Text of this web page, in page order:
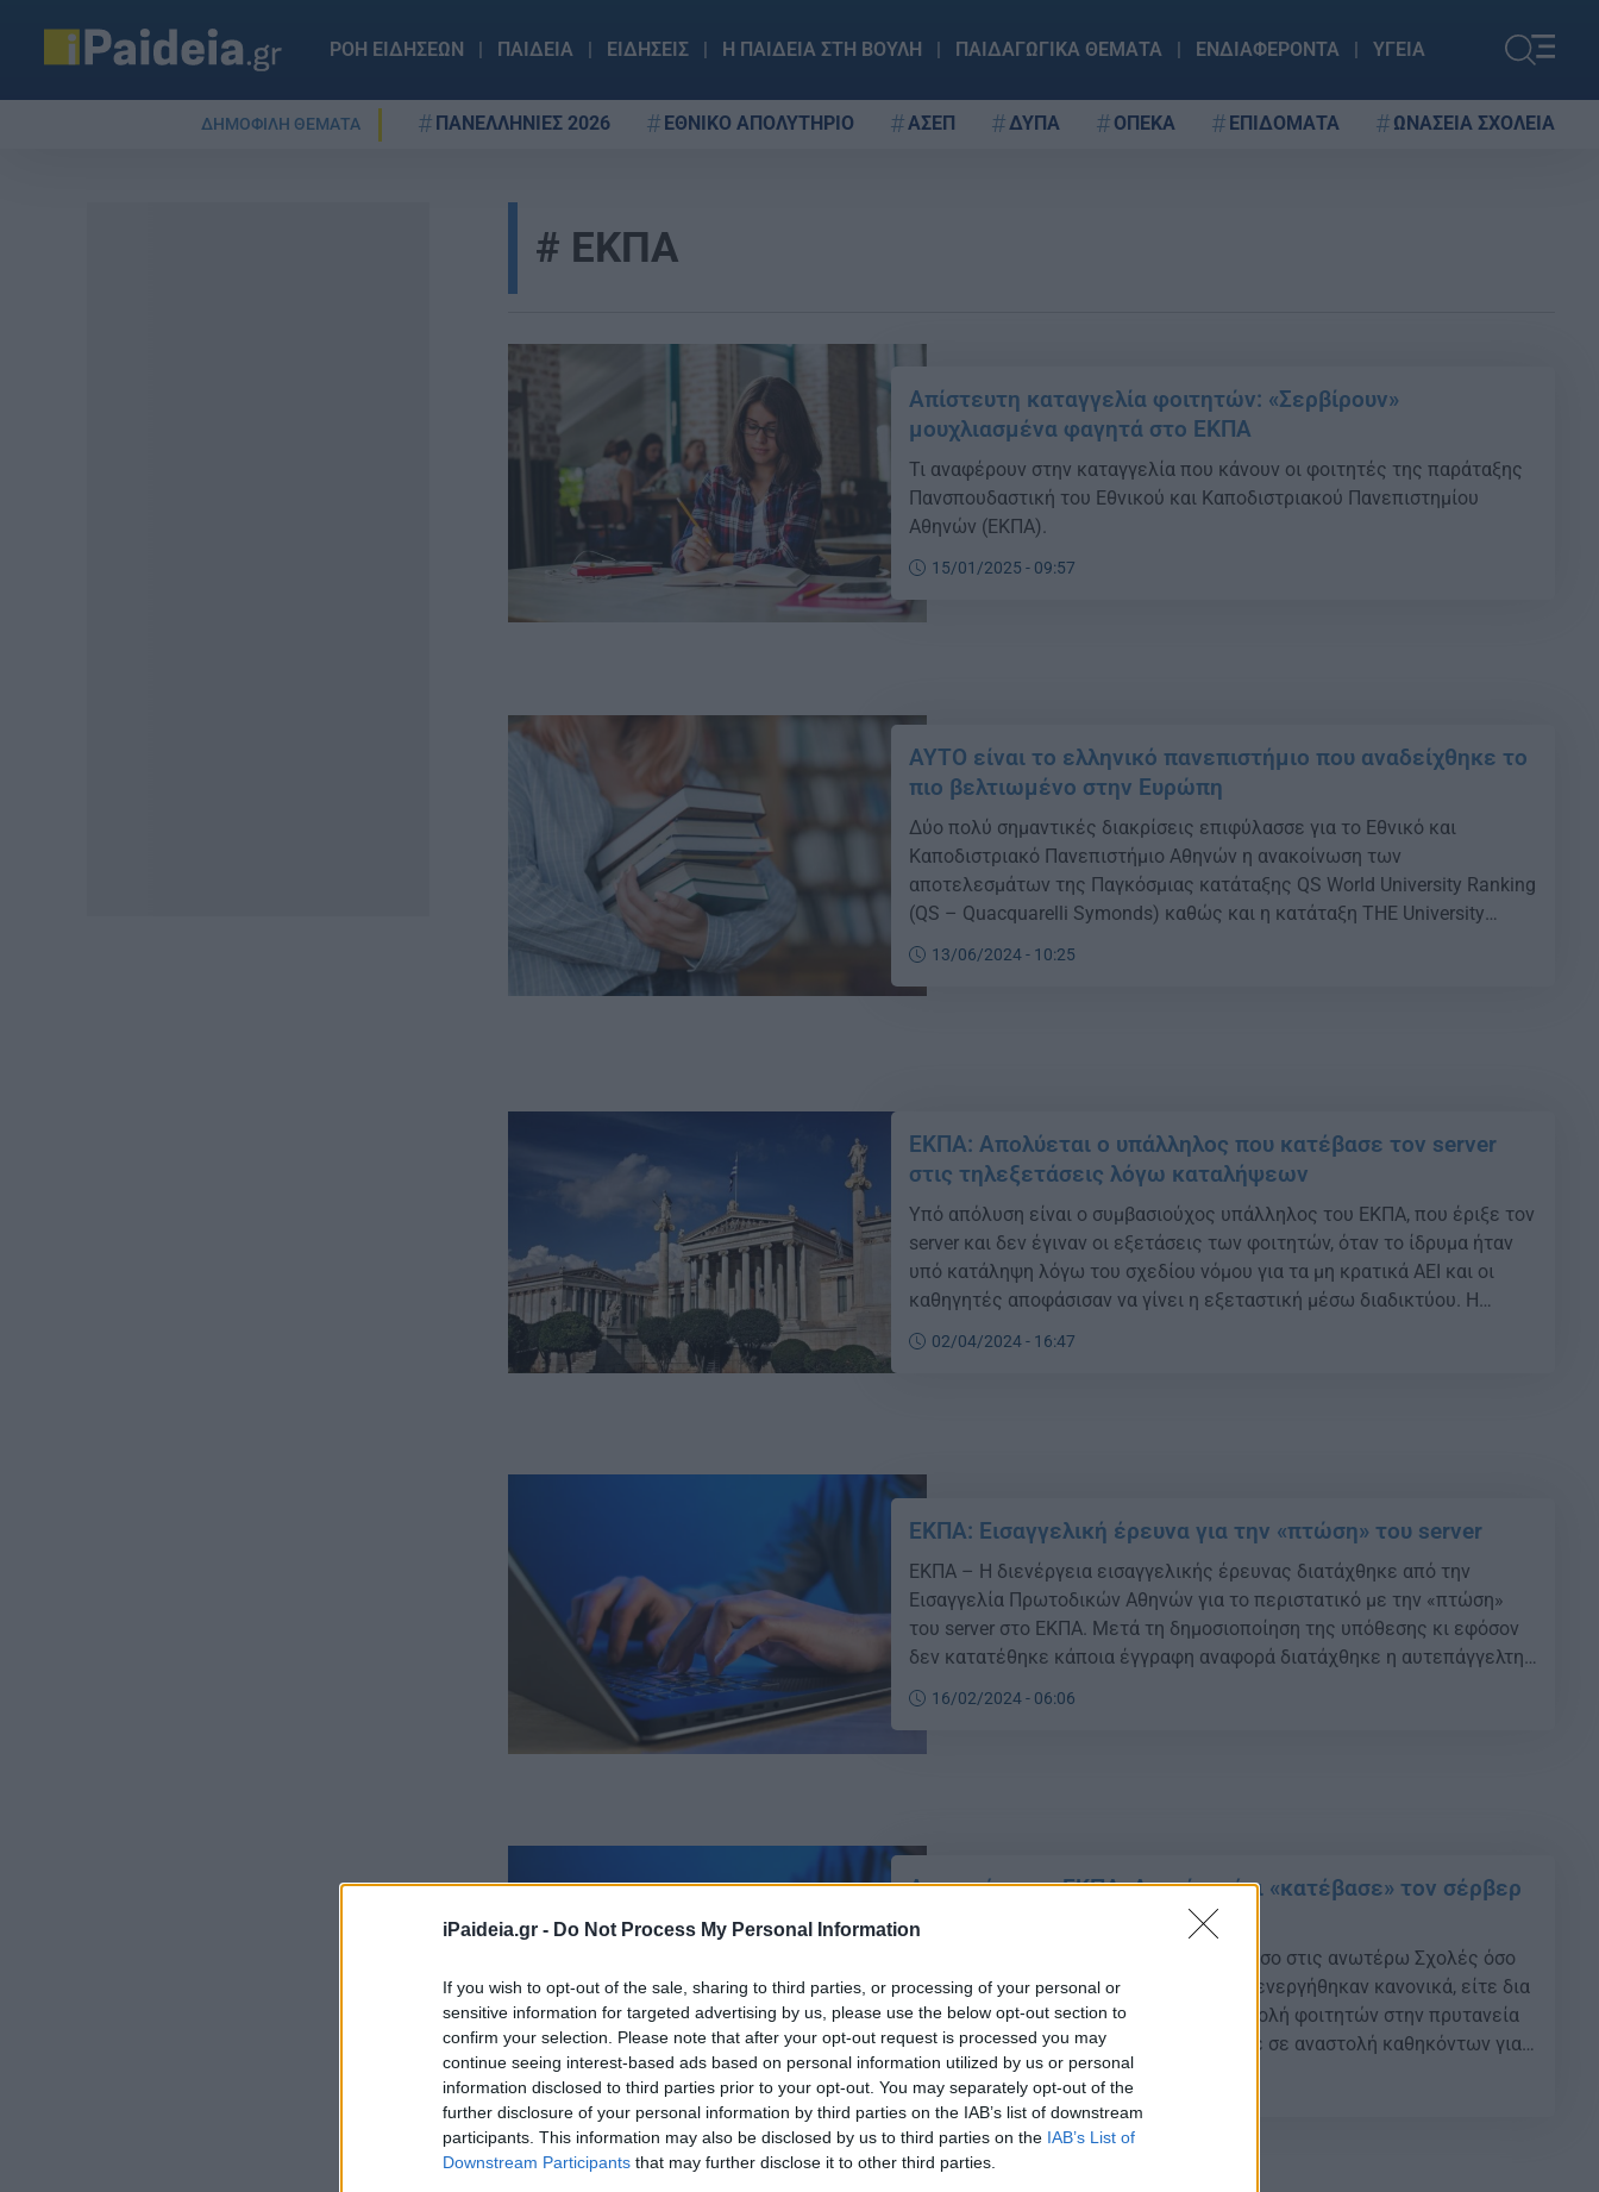
iPaideia.gr - Do Not Process My Personal Information
If you wish to opt-out of the sale, sharing to third parties, or processing of your personal or
sensitive information for targeted advertising by us, please use the below opt-out section to
confirm your selection. Please note that after your opt-out request is processed you may
continue seeing interest-based ads based on personal information utilized by us or personal
information disclosed to third parties prior to your opt-out. You may separately opt-out of the
further disclosure of your personal information by third parties on the IAB’s list of downstream
participants. This information may also be disclosed by us to third parties on the IAB’s List of
Downstream Participants that may further disclose it to other third parties.
ΡΟΗ ΕΙΔΗΣΕΩΝ ΠΑΙΔΕΙΑ ΕΙΔΗΣΕΙΣ Η ΠΑΙΔΕΙΑ ΣΤΗ ΒΟΥΛΗ ΠΑΙΔΑΓΩΓΙΚΑ ΘΕΜΑΤΑ ΕΝΔΙΑΦΕΡΟΝΤΑ ΥΓΕΙΑ
ΔΗΜΟΦΙΛΗ ΘΕΜΑΤΑ ΠΑΝΕΛΛΗΝΙΕΣ 2026 ΕΘΝΙΚΟ ΑΠΟΛΥΤΗΡΙΟ ΑΣΕΠ ΔΥΠΑ ΟΠΕΚΑ ΕΠΙΔΟΜΑΤΑ ΩΝΑΣΕΙΑ ΣΧΟΛΕΙΑ
ΕΚΠΑ
Απίστευτη καταγγελία φοιτητών: «Σερβίρουν»
μουχλιασμένα φαγητά στο ΕΚΠΑ
Τι αναφέρουν στην καταγγελία που κάνουν οι φοιτητές της παράταξης
Πανσπουδαστική του Εθνικού και Καποδιστριακού Πανεπιστημίου
Αθηνών (ΕΚΠΑ).
15/01/2025 - 09:57
ΑΥΤΟ είναι το ελληνικό πανεπιστήμιο που αναδείχθηκε το
πιο βελτιωμένο στην Ευρώπη
Δύο πολύ σημαντικές διακρίσεις επιφύλασσε για το Εθνικό και
Καποδιστριακό Πανεπιστήμιο Αθηνών η ανακοίνωση των
αποτελεσμάτων της Παγκόσμιας κατάταξης QS World University Ranking
(QS – Quacquarelli Symonds) καθώς και η κατάταξη THE University
Impact Rankings (THE – Times Higher Education).
13/06/2024 - 10:25
ΕΚΠΑ: Απολύεται ο υπάλληλος που κατέβασε τον server
στις τηλεξετάσεις λόγω καταλήψεων
Υπό απόλυση είναι ο συμβασιούχος υπάλληλος του ΕΚΠΑ, που έριξε τον
server και δεν έγιναν οι εξετάσεις των φοιτητών, όταν το ίδρυμα ήταν
υπό κατάληψη λόγω του σχεδίου νόμου για τα μη κρατικά ΑΕΙ και οι
καθηγητές αποφάσισαν να γίνει η εξεταστική μέσω διαδικτύου. Η
απόφαση για την απόλυση του υπαλλήλου, για την ακρίβεια για […]
02/04/2024 - 16:47
ΕΚΠΑ: Εισαγγελική έρευνα για την «πτώση» του server
ΕΚΠΑ – Η διενέργεια εισαγγελικής έρευνας διατάχθηκε από την
Εισαγγελία Πρωτοδικών Αθηνών για το περιστατικό με την «πτώση»
του server στο ΕΚΠΑ. Μετά τη δημοσιοποίηση της υπόθεσης κι εφόσον
δεν κατατέθηκε κάποια έγγραφη αναφορά διατάχθηκε η αυτεπάγγελτη
παρέμβαση για τη διενέργεια ποινικής προκαταρκτικής εξέτασης.
Αντιπρύτανης ΕΚΠΑ: Αρνείται ότι «κατέβασε» τον σέρβερ – Θα
16/02/2024 - 06:06
Αντιπρύτανης ΕΚΠΑ: Αρνείται ότι «κατέβασε» τον σέρβερ
– Θα προσφύγω στη Δικαιοσύνη
Οι εξετάσεις στα υπόλοιπα μαθήματα τόσο στις ανωτέρω Σχολές όσο
και στις υπόλοιπες Σχολές του ΕΚΠΑ διενεργήθηκαν κανονικά, είτε δια
ζώσης, είτε εξ αποστάσεως. ΕΚΠΑ: Εισβολή φοιτητών στην πρυτανεία
για τον διοικητικό υπάλληλο που τέθηκε σε αναστολή καθηκόντων για
το σαμποτάζ στον σέρβερ Μεγάλη αναστάτωση επικράτησε το πρωί της
Δευτέρας (12/02) την ώρα των διαδικτυακών […]
15/02/2024 - 10:06